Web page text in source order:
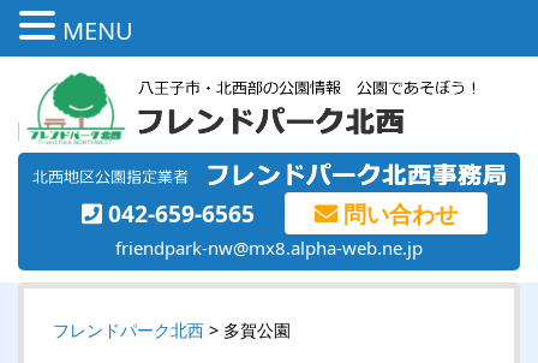
042-659-6565 問い合わせ
friendpark-nw@mx8.alpha-web.ne.jp
フレンドパーク北西 > 多賀公園
MENU